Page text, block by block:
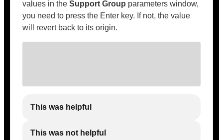
values in the Support Group parameters window,
you need to press the Enter key. If not, the value
will revert back to its origin.
This was helpful
This was not helpful